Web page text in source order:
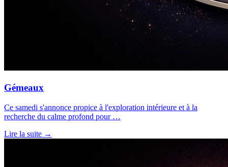
Gémeaux
Ce samedi s'annonce propice à l'exploration intérieure et à la
recherche du calme profond pour …
Lire la suite →